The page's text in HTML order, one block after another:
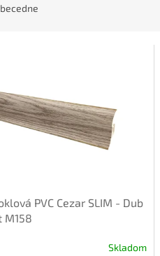
PVC Cezar SLIM - Dub
M158
Skladom